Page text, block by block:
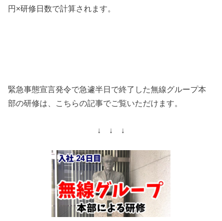
円×研修日数で計算されます。
緊急事態宣言発令で急遽半日で終了した無線グループ本
部の研修は、こちらの記事でご覧いただけます。
↓ ↓ ↓